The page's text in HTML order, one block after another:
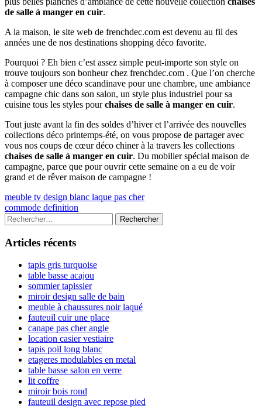
de salle à manger en cuir.
A la maison, le site web de frenchdec.com est devenu au fil des
années une de nos destinations shopping déco favorite.
Pourquoi ? Eh bien c’est assez simple peut-importe son style on
trouve toujours son bonheur chez frenchdec.com . Que l’on cherche
à composer une déco scandinave pour une chambre, une ambiance
campagne chic dans son salon, un style plus industriel pour sa
cuisine tous les styles pourchaises de salle à manger en cuir.
Tout juste avant la fin des soldes d’hiver et l’arrivée des nouvelles
collections déco printemps-été, on vous propose de partager avec
vous nos coups de cœur déco chiner à la travers les collections
chaises de salle à manger en cuir. Du mobilier spécial maison de
campagne, parce que pour ouvrir cette semaine on a eu de voir
grand et de rêver maison de campagne !
Navigation
de
l’article
Previous
article:
meuble tv design blanc laque pas cher
Next
article:
commode definition
Colonne
latérale
principale
Rechercher :
Articles récents
tapis gris turquoise
table basse acajou
sommier tapissier
miroir design salle de bain
meuble à chaussures noir laqué
fauteuil cuir une place
canape pas cher angle
location casier vestiaire
tapis poil long blanc
etageres modulables en metal
table basse salon en verre
lit coffre
miroir bois rond
fauteuil design avec repose pied